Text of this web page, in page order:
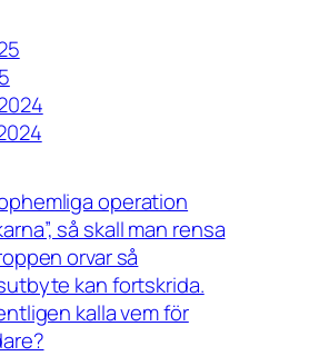
operation
så skall man rensa
orvar så
kan fortskrida.
kalla vem för